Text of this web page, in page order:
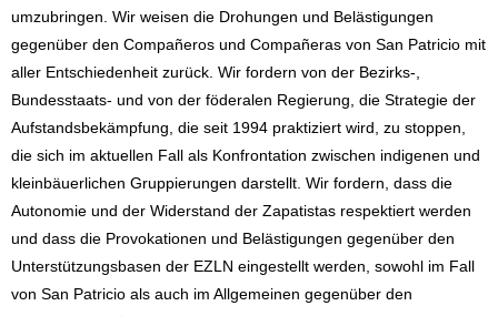
umzubringen. Wir weisen die Drohungen und Belästigungen
gegenüber den Compañeros und Compañeras von San Patricio mit
aller Entschiedenheit zurück. Wir fordern von der Bezirks-,
Bundesstaats- und von der föderalen Regierung, die Strategie der
Aufstandsbekämpfung, die seit 1994 praktiziert wird, zu stoppen,
die sich im aktuellen Fall als Konfrontation zwischen indigenen und
kleinbäuerlichen Gruppierungen darstellt. Wir fordern, dass die
Autonomie und der Widerstand der Zapatistas respektiert werden
und dass die Provokationen und Belästigungen gegenüber den
Unterstützungsbasen der EZLN eingestellt werden, sowohl im Fall
von San Patricio als auch im Allgemeinen gegenüber den